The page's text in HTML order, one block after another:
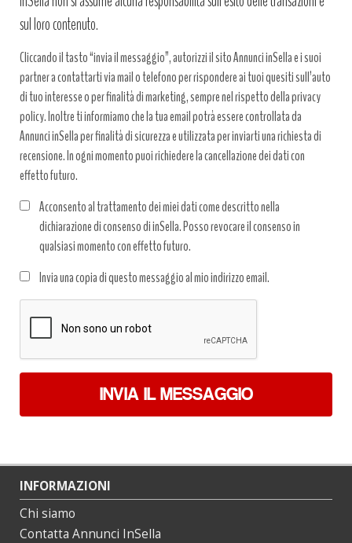
sul loro contenuto.
Cliccando il tasto “invia il messaggio”, autorizzi il sito Annunci inSella e i suoi
partner a contattarti via mail o telefono per rispondere ai tuoi quesiti sull’auto
di tuo interesse o per finalità di marketing, sempre nel rispetto della privacy
policy. Inoltre ti informiamo che la tua email potrà essere controllata da
Annunci inSella per finalità di sicurezza e utilizzata per inviarti una richiesta di
recensione. In ogni momento puoi richiedere la cancellazione dei dati con
effetto futuro.
Acconsento al trattamento dei miei dati come descritto nella
dichiarazione di consenso di inSella. Posso revocare il consenso in
qualsiasi momento con effetto futuro.
dati
*
Invia una copia di questo messaggio al mio indirizzo email.
INVIA IL MESSAGGIO
INFORMAZIONI
Chi siamo
Contatta Annunci InSella